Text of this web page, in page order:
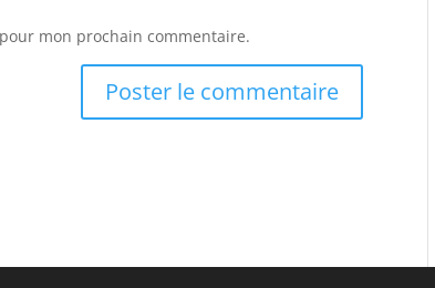
mon prochain commentaire.